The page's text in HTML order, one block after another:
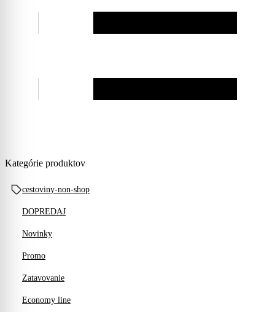
Kategórie produktov
cestoviny-non-shop
DOPREDAJ
Novinky
Promo
Zatavovanie
Economy line